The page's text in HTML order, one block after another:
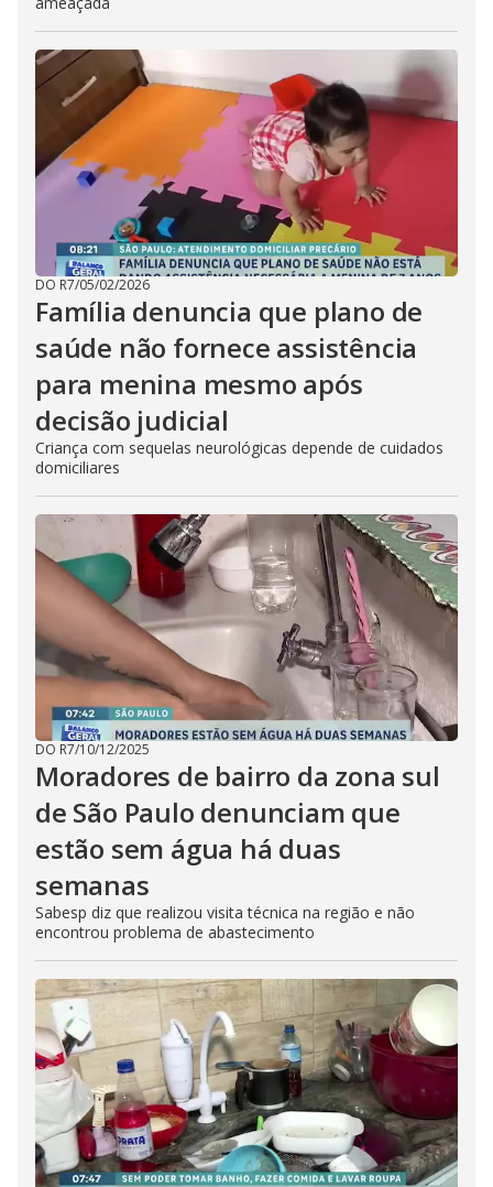
DO R7/05/02/2026
Família denuncia que plano de
saúde não fornece assistência
para menina mesmo após
decisão judicial
Criança com sequelas neurológicas depende de cuidados
domiciliares
DO R7/10/12/2025
Moradores de bairro da zona sul
de São Paulo denunciam que
estão sem água há duas
semanas
Sabesp diz que realizou visita técnica na região e não
encontrou problema de abastecimento